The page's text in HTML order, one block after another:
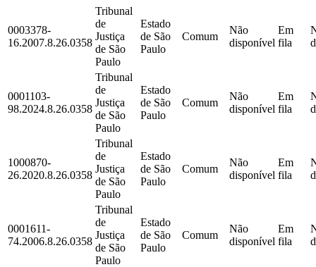
0003378-
16.2007.8.26.0358
Tribunal
de
Justiça
de São
Paulo
Estado
de São
Paulo
Comum
Não
disponível
Em
fila
0001103-
98.2024.8.26.0358
Tribunal
de
Justiça
de São
Paulo
Estado
de São
Paulo
Comum
Não
disponível
Em
fila
1000870-
26.2020.8.26.0358
Tribunal
de
Justiça
de São
Paulo
Estado
de São
Paulo
Comum
Não
disponível
Em
fila
0001611-
74.2006.8.26.0358
Tribunal
de
Justiça
de São
Paulo
Estado
de São
Paulo
Comum
Não
disponível
Em
fila